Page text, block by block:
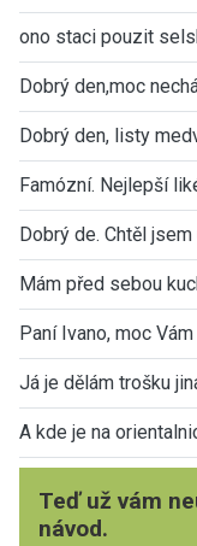
ono staci pouzit
Dobrý den,moc
Dobrý den, listy
Famózní. Nejlepší
Dobrý de. Chtěl
Mám před sebou
Paní Ivano, moc
Já je dělám trošku
A kde je na
Teď už vám
návod.